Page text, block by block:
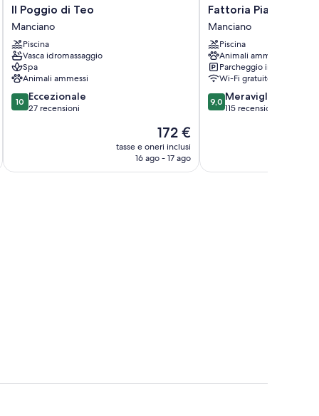
Il
Poggio
di
Teo
Manciano
Il Poggio di Teo
Manciano
Piscina
Vasca idromassaggio
Spa
Animali ammessi
10.0
su
10 Eccezionale
27 recensioni
Il
prezzo
attuale
172 €
tasse e oneri inclusi
16 ago - 17 ago
Fattoria
Pianetti
Manciano
Fattoria Pianetti
Manciano
Piscina
Animali ammessi
Parcheggio incluso
Wi-Fi gratuito
9.0
su
9,0 Meraviglioso
115 recensioni